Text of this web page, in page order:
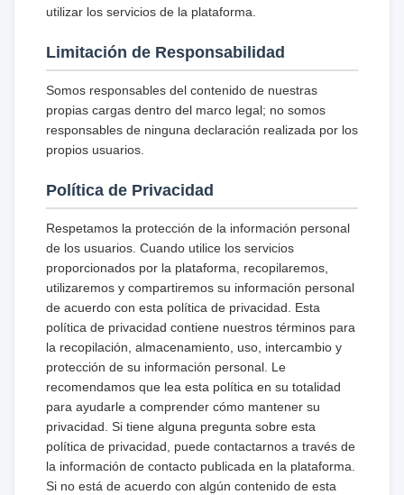
utilizar los servicios de la plataforma.
Limitación de Responsabilidad
Somos responsables del contenido de nuestras
propias cargas dentro del marco legal; no somos
responsables de ninguna declaración realizada por los
propios usuarios.
Política de Privacidad
Respetamos la protección de la información personal
de los usuarios. Cuando utilice los servicios
proporcionados por la plataforma, recopilaremos,
utilizaremos y compartiremos su información personal
de acuerdo con esta política de privacidad. Esta
política de privacidad contiene nuestros términos para
la recopilación, almacenamiento, uso, intercambio y
protección de su información personal. Le
recomendamos que lea esta política en su totalidad
para ayudarle a comprender cómo mantener su
privacidad. Si tiene alguna pregunta sobre esta
política de privacidad, puede contactarnos a través de
la información de contacto publicada en la plataforma.
Si no está de acuerdo con algún contenido de esta